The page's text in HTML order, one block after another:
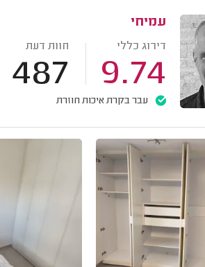
עמיחי
דירוג כללי
9.74
חוות דעת
487
עבר בקרת איכות חוזרת